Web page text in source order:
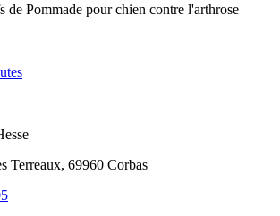
de Pommade pour chien contre l'arthrose
Terreaux, 69960 Corbas